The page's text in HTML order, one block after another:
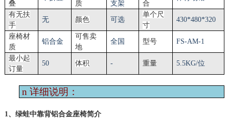
叠
质
支架
合
有无扶
手
无 颜色 可选
单个尺
寸
430*480*320
座椅材
质
铝合金
可售卖
地
全国 型号 FS-AM-1
最小起
订量
50 体积 - 重量 5.5KG/位
n 详细说明：
1、绿蛙中靠背铝合金座椅简介